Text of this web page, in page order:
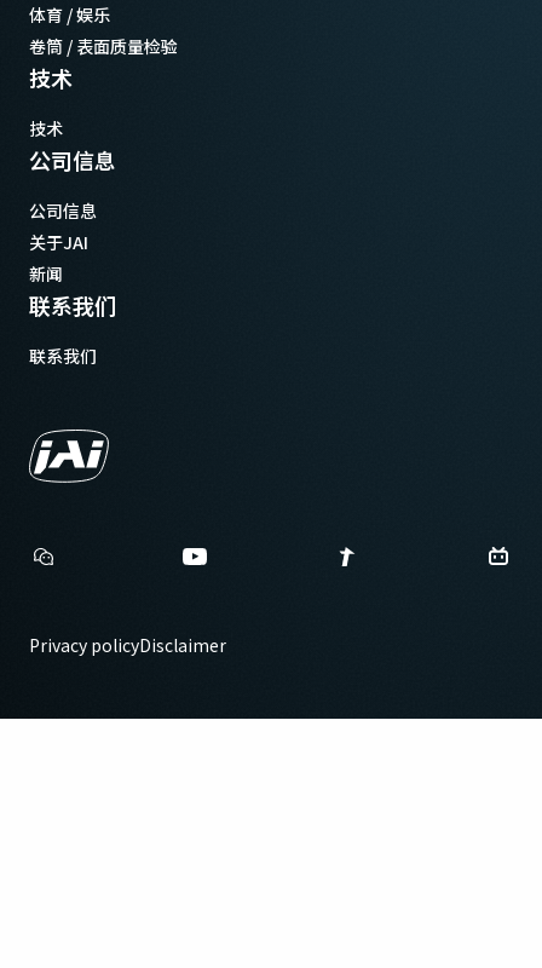
体育 / 娱乐
卷筒 / 表面质量检验
技术
技术
公司信息
公司信息
关于JAI
新闻
联系我们
联系我们
Privacy policyDisclaimer